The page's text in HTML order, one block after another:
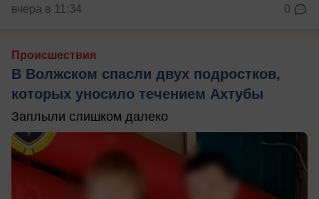
вчера в 11:34 0
Происшествия
В Волжском спасли двух подростков,
которых уносило течением Ахтубы
Заплыли слишком далеко